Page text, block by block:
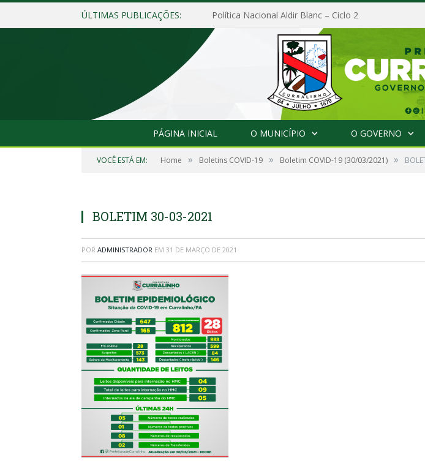
ÚLTIMAS PUBLICAÇÕES: Política Nacional Aldir Blanc – Ciclo 2
PÁGINA INICIAL O MUNICÍPIO O GOVERNO
VOCÊ ESTÁ EM: Home » Boletins COVID-19 » Boletim COVID-19 (30/03/2021) »
BOLETIM 30-03-2021
POR ADMINISTRADOR EM 31 DE MARÇO DE 2021